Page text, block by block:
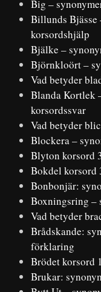
Big –
Billunds Bjässe
korsordshjälp
Bjälke –
Björnkloört –
Vad betyder
Blanda Kortlek
korsordssvar
Vad betyder
Blockera –
Blyton korsord
Bokdel korsord
Bonbonjär:
Boxningsring –
Vad betyder
Brådskande:
förklaring
Brödet korsord
Brukar: